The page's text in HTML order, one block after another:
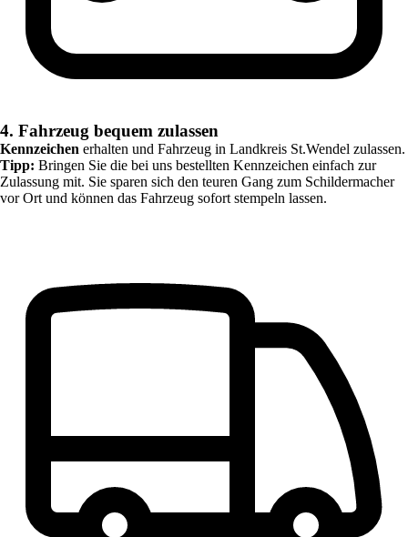
4. Fahrzeug bequem zulassen
Kennzeichen erhalten und Fahrzeug in Landkreis St.Wendel zulassen.
Tipp: Bringen Sie die bei uns bestellten Kennzeichen einfach zur
Zulassung mit. Sie sparen sich den teuren Gang zum Schildermacher
vor Ort und können das Fahrzeug sofort stempeln lassen.